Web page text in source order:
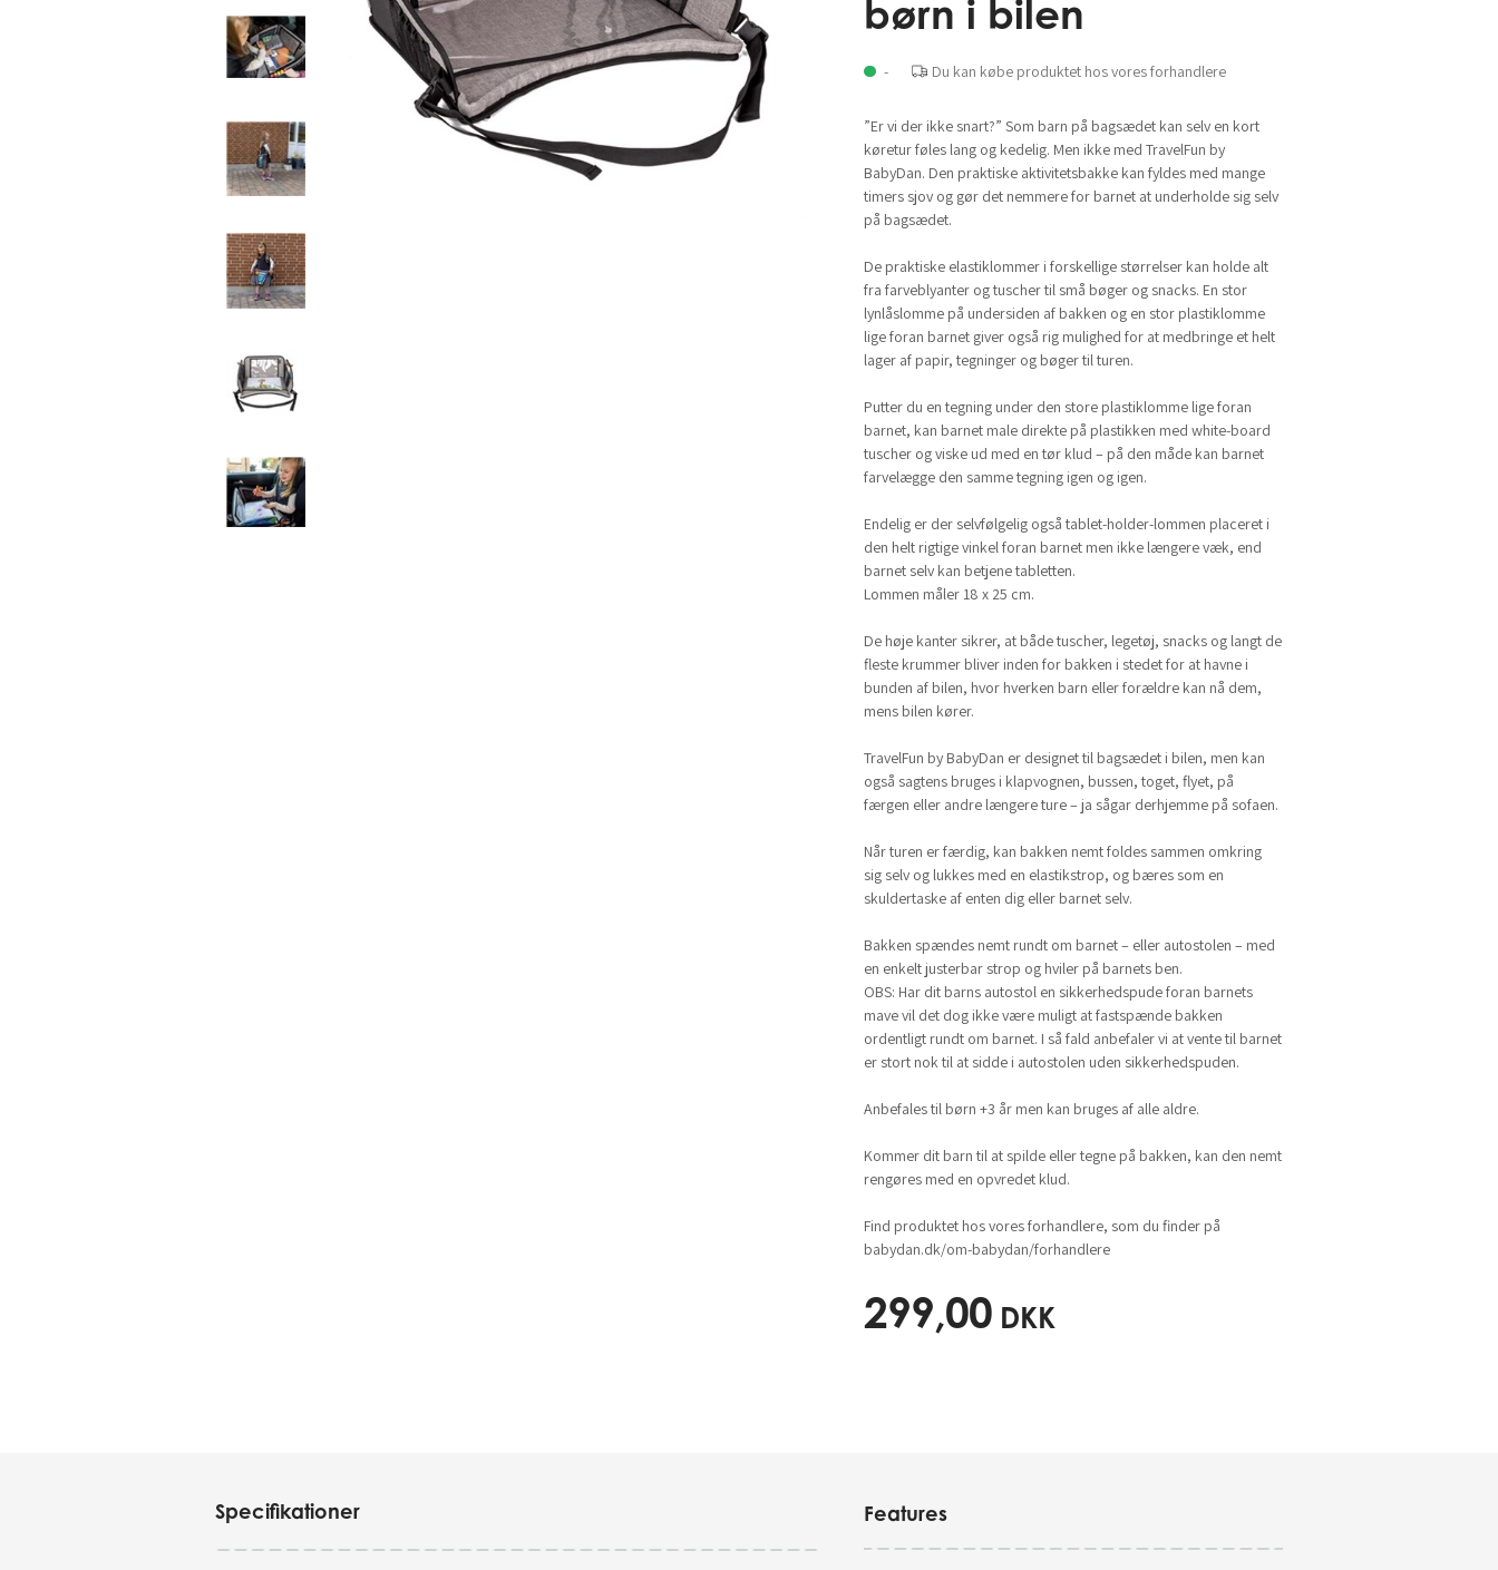
børn i bilen
- Du kan købe produktet hos vores forhandlere
”Er vi der ikke snart?” Som barn på bagsædet kan selv en kort
køretur føles lang og kedelig. Men ikke med TravelFun by
BabyDan. Den praktiske aktivitetsbakke kan fyldes med mange
timers sjov og gør det nemmere for barnet at underholde sig selv
på bagsædet.
De praktiske elastiklommer i forskellige størrelser kan holde alt
fra farveblyanter og tuscher til små bøger og snacks. En stor
lynlåslomme på undersiden af bakken og en stor plastiklomme
lige foran barnet giver også rig mulighed for at medbringe et helt
lager af papir, tegninger og bøger til turen.
Putter du en tegning under den store plastiklomme lige foran
barnet, kan barnet male direkte på plastikken med white-board
tuscher og viske ud med en tør klud – på den måde kan barnet
farvelægge den samme tegning igen og igen.
Endelig er der selvfølgelig også tablet-holder-lommen placeret i
den helt rigtige vinkel foran barnet men ikke længere væk, end
barnet selv kan betjene tabletten.
Lommen måler 18 x 25 cm.
De høje kanter sikrer, at både tuscher, legetøj, snacks og langt de
fleste krummer bliver inden for bakken i stedet for at havne i
bunden af bilen, hvor hverken barn eller forældre kan nå dem,
mens bilen kører.
TravelFun by BabyDan er designet til bagsædet i bilen, men kan
også sagtens bruges i klapvognen, bussen, toget, flyet, på
færgen eller andre længere ture – ja sågar derhjemme på sofaen.
Når turen er færdig, kan bakken nemt foldes sammen omkring
sig selv og lukkes med en elastikstrop, og bæres som en
skuldertaske af enten dig eller barnet selv.
Bakken spændes nemt rundt om barnet – eller autostolen – med
en enkelt justerbar strop og hviler på barnets ben.
OBS: Har dit barns autostol en sikkerhedspude foran barnets
mave vil det dog ikke være muligt at fastspænde bakken
ordentligt rundt om barnet. I så fald anbefaler vi at vente til barnet
er stort nok til at sidde i autostolen uden sikkerhedspuden.
Anbefales til børn +3 år men kan bruges af alle aldre.
Kommer dit barn til at spilde eller tegne på bakken, kan den nemt
rengøres med en opvredet klud.
Find produktet hos vores forhandlere, som du finder på
babydan.dk/om-babydan/forhandlere
299,00 DKK
Specifikationer Features